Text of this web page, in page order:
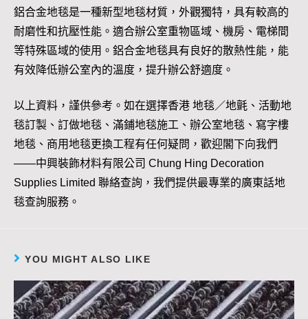
鋁合金地毯是一種新型地毯材質，外觀獨特，具有較高的
耐磨性和抗壓性能。適合辦公室重物區域、機房、電梯間
等特殊區域的使用。鋁合金地毯具有良好的散熱性能，能
有效降低辦公室內的溫度，提升辦公舒適度。
以上資料，謹供參考。如在選擇香港 地毯／地氈、活動地
毯訂製、訂做地毯、滿鋪地毯施工、辦公室地毯、寫字樓
地毯、商用地毯更換工程有任何疑問，歡迎閣下向我們
——中興裝飾材料有限公司 Chung Hing Decoration
Supplies Limited 聯絡查詢，我們提供最專業的廣東話地
毯查詢服務。
YOU MIGHT ALSO LIKE